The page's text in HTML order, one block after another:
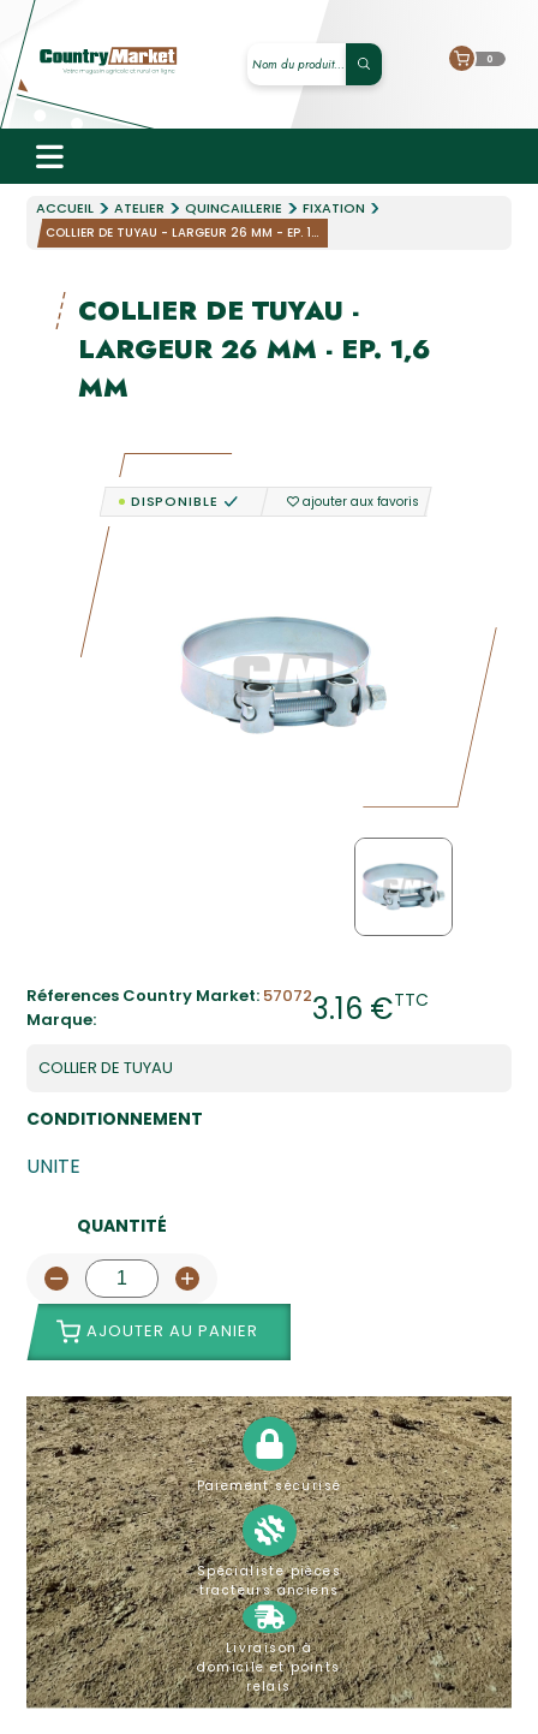
0
ACCUEIL ATELIER QUINCAILLERIE FIXATION
COLLIER DE TUYAU - LARGEUR 26 MM - EP. 1...
COLLIER DE TUYAU -
LARGEUR 26 MM - EP. 1,6
MM
DISPONIBLE ajouter aux favoris
Réferences Country Market: 57072
Marque:
3.16 €TTC
COLLIER DE TUYAU
CONDITIONNEMENT
UNITE
QUANTITÉ
AJOUTER AU PANIER
Paiement sécurisé
Spécialiste pièces
tracteurs anciens
Livraison à
domicile et points
relais